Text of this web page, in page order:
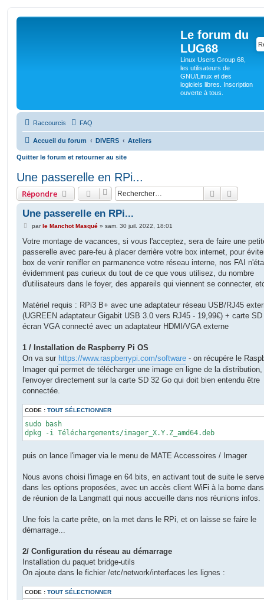
Le forum du
LUG68
Linux Users Group 68,
les utilisateurs de
GNU/Linux et des
logiciels libres. Inscription
ouverte à tous.
Raccourcis FAQ
Accueil du forum DIVERS Ateliers
Quitter le forum et retourner au site
Une passerelle en RPi...
Répondre Rechercher
Une passerelle en RPi...
M
s
a
g
parle Manchot Masqué» sam. 30 juil. 2022, 18:01
Votre montage de vacances, si vous l'acceptez, sera de faire une
passerelle avec pare-feu à placer derrière votre box internet, pour
box de venir renifler en parmanence votre réseau interne, nos FAI
évidemment pas curieux du tout de ce que vous utilisez, du nombre
d'utilisateurs dans le foyer, des appareils qui viennent se connecter,
Matériel requis : RPi3 B+ avec une adaptateur réseau USB/RJ45
(UGREEN adaptateur Gigabit USB 3.0 vers RJ45 - 19,99€) + carte
écran VGA connecté avec un adaptateur HDMI/VGA externe
1 / Installation de Raspberry Pi OS
On va sur https://www.raspberrypi.com/software - on récupére le
Imager qui permet de télécharger une image en ligne de la
l'envoyer directement sur la carte SD 32 Go qui doit bien entendu être
connectée.
CODE : TOUT SÉLECTIONNER
sudo bash
dpkg -i Téléchargements/imager_X.Y.Z_amd64.deb
puis on lance l'imager via le menu de MATE Accessoires / Imager
Nous avons choisi l'image en 64 bits, en activant tout de suite le
dans les options proposées, avec un accès client WiFi à la borne
de réunion de la Langmatt qui nous accueille dans nos réunions infos.
Une fois la carte prête, on la met dans le RPi, et on laisse se faire le
démarrage...
2/ Configuration du réseau au démarrage
Installation du paquet bridge-utils
On ajoute dans le fichier /etc/network/interfaces les lignes :
CODE : TOUT SÉLECTIONNER